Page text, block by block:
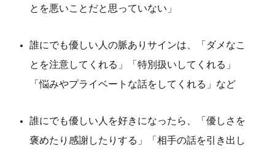
とを悪いことだと思っていない」
誰にでも優しい人の脈ありサインは、「ダメなこ
とを注意してくれる」「特別扱いしてくれる」
「悩みやプライベートな話をしてくれる」など
誰にでも優しい人を好きになったら、「優しさを
褒めたり感謝したりする」「相手の話を引き出し